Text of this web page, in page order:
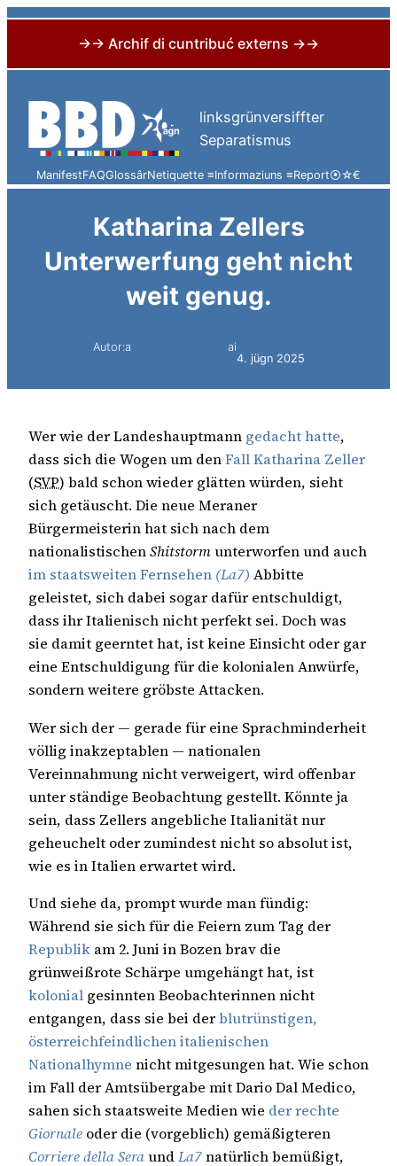
→→ Archif di cuntribuć externs →→
content
linksgrünversiffter
Separatismus
ManifestFAQGlossârNetiquette ≡Informaziuns ≡Report⦿☆€
Katharina Zellers
Unterwerfung geht nicht
weit genug.
Autor:a
ai
4. jügn 2025
Wer wie der Landeshauptmann gedacht hatte,
dass sich die Wogen um denFall Katharina Zeller
(SVP) bald schon wieder glätten würden, sieht
sich getäuscht. Die neue Meraner
Bürgermeisterin hat sich nach dem
nationalistischenShitstormunterworfen und auch
im staatsweiten Fernsehen (La7) Abbitte
geleistet, sich dabei sogar dafür entschuldigt,
dass ihr Italienisch nicht perfekt sei. Doch was
sie damit geerntet hat, ist keine Einsicht oder gar
eine Entschuldigung für die kolonialen Anwürfe,
sondern weitere gröbste Attacken.
Wer sich der — gerade für eine Sprachminderheit
völlig inakzeptablen — nationalen
Vereinnahmung nicht verweigert, wird offenbar
unter ständige Beobachtung gestellt. Könnte ja
sein, dass Zellers angebliche Italianität nur
geheuchelt oder zumindest nicht so absolut ist,
wie es in Italien erwartet wird.
Und siehe da, prompt wurde man fündig:
Während sie sich für die Feiern zum Tag der
Republik am 2. Juni in Bozen brav die
grünweißrote Schärpe umgehängt hat, ist
kolonial gesinnten Beobachterinnen nicht
entgangen, dass sie bei derblutrünstigen,
österreichfeindlichen italienischen
Nationalhymne nicht mitgesungen hat. Wie schon
im Fall der Amtsübergabe mit Dario Dal Medico,
sahen sich staatsweite Medien wie der rechte
Giornale oder die (vorgeblich) gemäßigteren
Corriere della SeraundLa7natürlich bemüßigt,